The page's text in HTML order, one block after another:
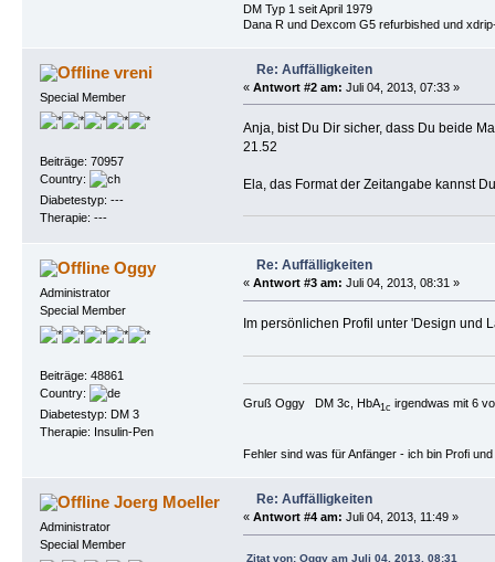
DM Typ 1 seit April 1979
Dana R und Dexcom G5 refurbished und
vreni
Special Member
Beiträge: 70957
Country:
Diabetestyp: ---
Therapie: ---
Re: Auffälligkeiten
« Antwort #2 am: Juli 04, 2013, 07:33 »
Anja, bist Du Dir sicher, dass Du beide
21.52
Ela, das Format der Zeitangabe kannst
Oggy
Administrator
Special Member
Beiträge: 48861
Country:
Diabetestyp: DM 3
Therapie: Insulin-Pen
Re: Auffälligkeiten
« Antwort #3 am: Juli 04, 2013, 08:31 »
Im persönlichen Profil unter 'Design und
Gruß Oggy DM 3c, HbA1c irgendwas mit 6
Fehler sind was für Anfänger - ich bin Profi
Joerg Moeller
Administrator
Special Member
Re: Auffälligkeiten
« Antwort #4 am: Juli 04, 2013, 11:49 »
Zitat von: Oggy am Juli 04, 2013, 08:31